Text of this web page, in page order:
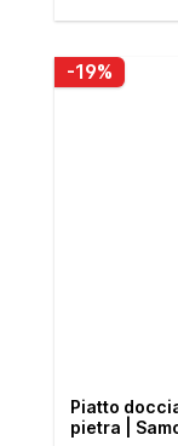
-19%
Piatto
pietra |